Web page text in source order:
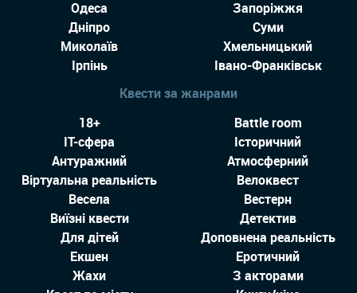
Одеса
Запоріжжя
Дніпро
Суми
Миколаїв
Хмельницький
Ірпінь
Івано-Франківськ
Квести за жанрами
18+
Battle room
IT-сфера
Історичний
Антуражний
Атмосферний
Віртуальна реальність
Велоквест
Весела
Вестерн
Виїзні квести
Детектив
Для дітей
Доповнена реальність
Екшен
Еротичний
Жахи
З акторами